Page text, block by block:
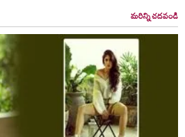
మరిన్ని చదవండి